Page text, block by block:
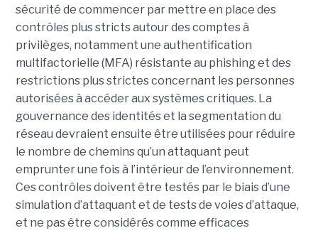
sécurité de commencer par mettre en place des
contrôles plus stricts autour des comptes à
privilèges, notamment une authentification
multifactorielle (MFA) résistante au phishing et des
restrictions plus strictes concernant les personnes
autorisées à accéder aux systèmes critiques. La
gouvernance des identités et la segmentation du
réseau devraient ensuite être utilisées pour réduire
le nombre de chemins qu’un attaquant peut
emprunter une fois à l’intérieur de l’environnement.
Ces contrôles doivent être testés par le biais d’une
simulation d’attaquant et de tests de voies d’attaque,
et ne pas être considérés comme efficaces